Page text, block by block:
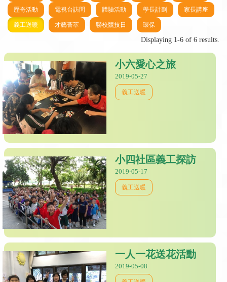
歷奇活動 電視台訪問 體驗活動 學長計劃 家長講座
義工送暖 才藝薈萃 聯校競技日 環保
Displaying 1-6 of 6 results.
小六愛心之旅
2019-05-27
義工送暖
小四社區義工探訪
2019-05-17
義工送暖
一人一花送花活動
2019-05-08